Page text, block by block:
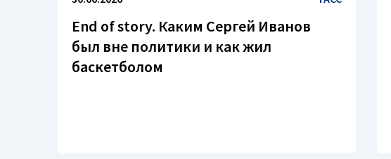
End of story. Каким Сергей Иванов
был вне политики и как жил
баскетболом